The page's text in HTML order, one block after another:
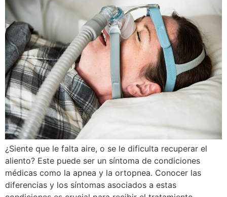
¿Siente que le falta aire, o se le dificulta recuperar el
aliento? Este puede ser un síntoma de condiciones
médicas como la apnea y la ortopnea. Conocer las
diferencias y los síntomas asociados a estas